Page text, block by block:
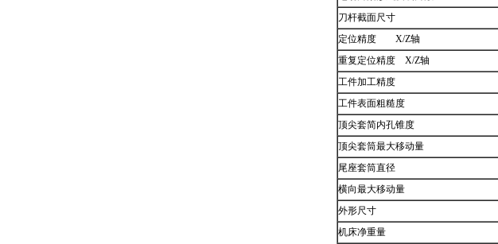
刀杆截面尺寸
定位精度 X/Z轴
重复定位精度 X/Z轴
工件加工精度
工件表面粗糙度
顶尖套简内孔锥度
顶尖套筒最大移动量
尾座套筒直径
横向最大移动量
外形尺寸
机床净重量